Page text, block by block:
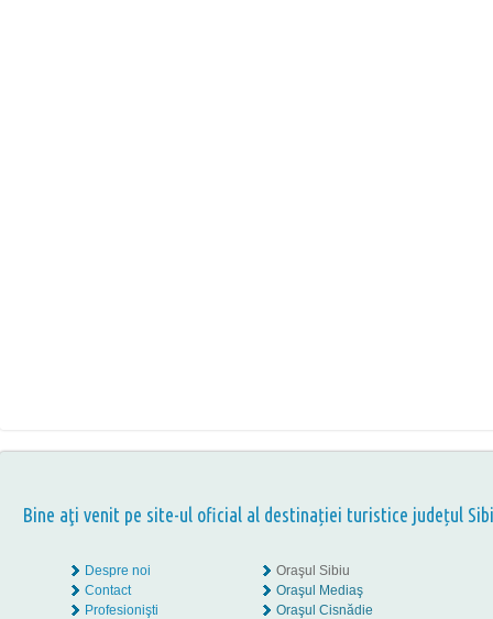
Bine aţi venit pe site-ul oficial al destinației turistice județul
Despre noi
Contact
Profesionişti
Oraşul Sibiu
Oraşul Mediaş
Oraşul Cisnădie